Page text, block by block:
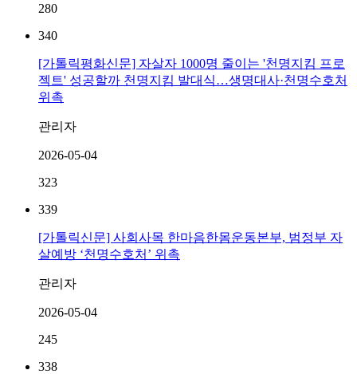
280
340
[가톨릭평화신문] 자살자 1000명 줄이는 '천명지킴 프로
젝트' 성공할까 천명지킴 발대식…생명대사·천명수호처
위촉
관리자
2026-05-04
323
339
[가톨릭신문] 사회사목 한마음한몸운동본부, 범정부 자
살예방 ‘천명수호처’ 위촉
관리자
2026-05-04
245
338